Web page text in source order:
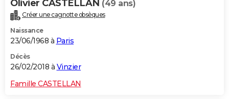
Olivier CASTELLAN (49 ans)
Créer une cagnotte obsèques
Naissance
23/06/1968 à Paris
Décès
26/02/2018 à Vinzier
Famille CASTELLAN